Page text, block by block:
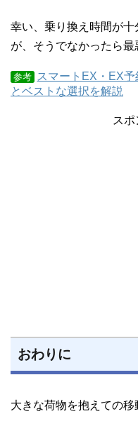
幸い、乗り換え時間が
が、そうでなかったら最
参考
スマートEX・EX
とベストな選択を解説
ス
おわりに
大きな荷物を抱えての移